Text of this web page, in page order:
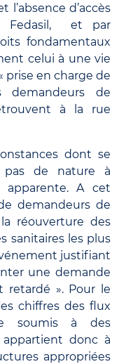
l’absence d’accès
Fedasil, et par
fondamentaux
celui à une vie
prise en charge de
de
à la rue
dont se
pas de nature à
apparente. A cet
demandeurs de
réouverture des
sanitaires les plus
justifiant
une demande
retardé ». Pour le
chiffres des flux
soumis à des
donc à
appropriées